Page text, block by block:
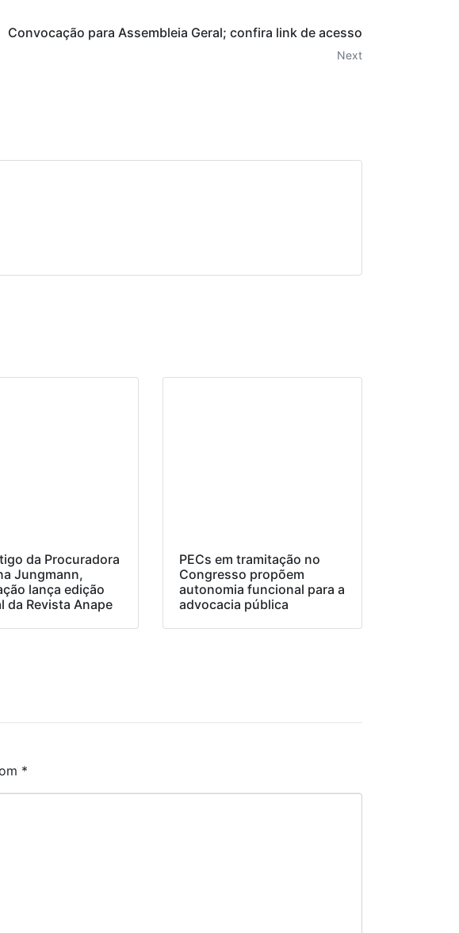
Convocação para Assembleia Geral; confira link de acesso
Next
da Procuradora
Jungmann,
lança edição
da Revista Anape
PECs em tramitação no
Congresso propõem
autonomia funcional para a
advocacia pública
*